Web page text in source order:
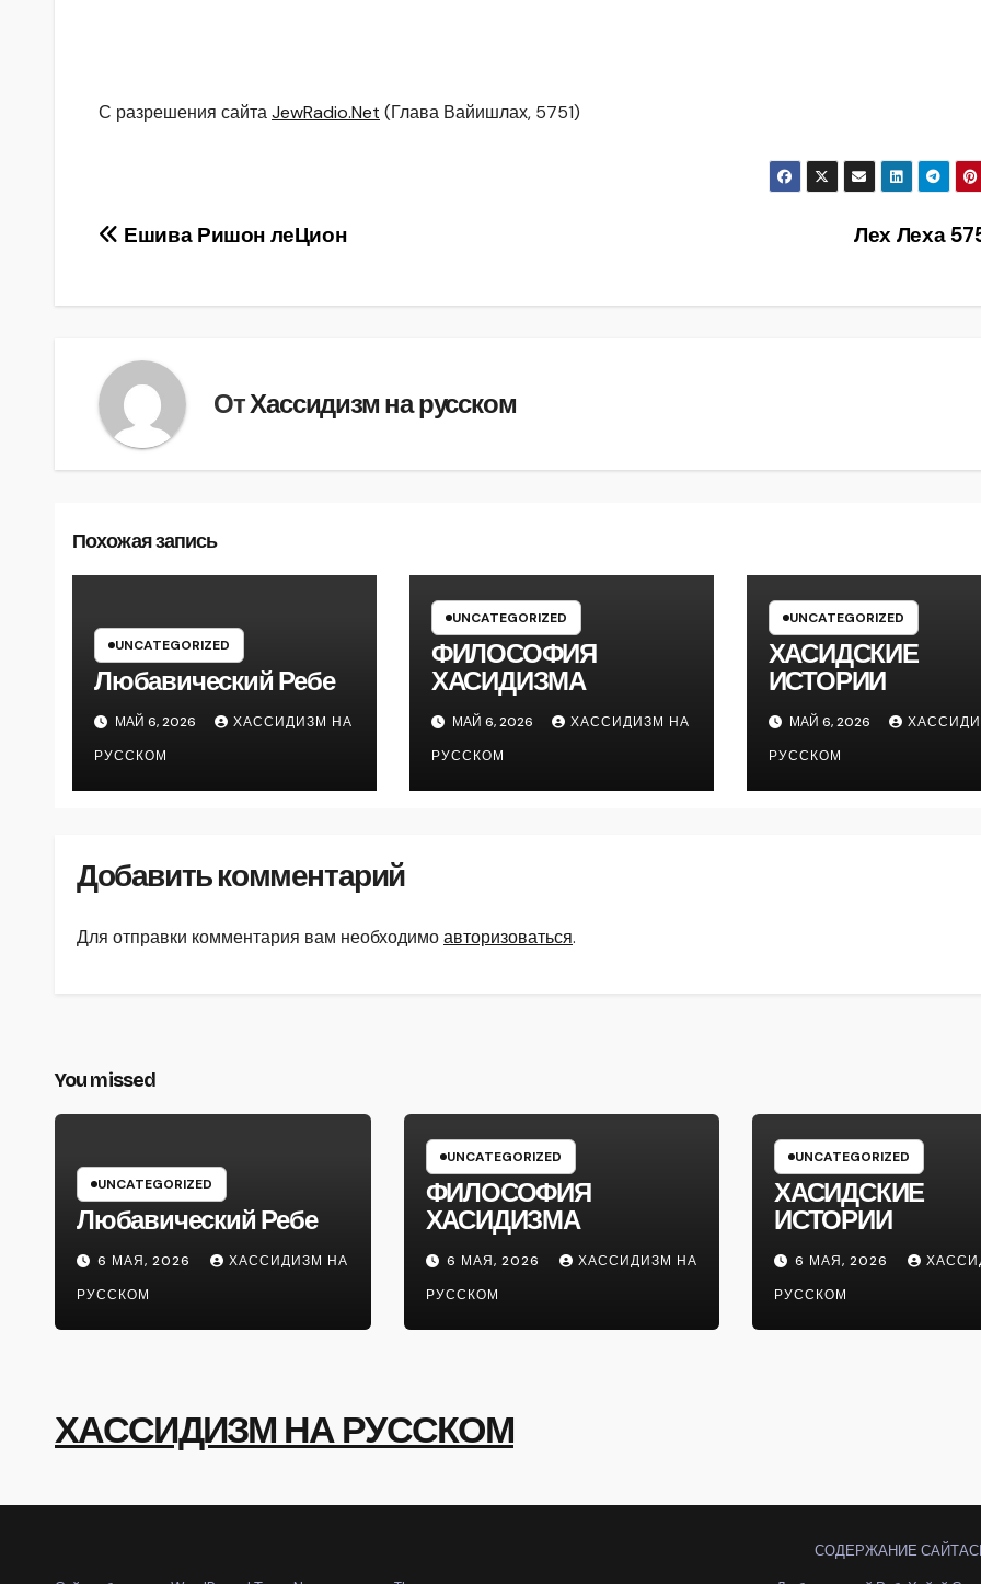
С разрешения сайтаJewRadio.Net (Глава Вайишлах, 5751)
Навигация
Лех Леха
Ешива Ришон леЦион
ОтХассидизм на русском
Похожая запись
UNCATEGORIZED
Любавический Ребе
МАЙ 6, 2026
ХАССИДИЗМ НА
РУССКОМ
UNCATEGORIZED
ФИЛОСОФИЯ
ХАСИДИЗМА
МАЙ 6, 2026
ХАССИДИЗМ НА
РУССКОМ
UNCATEGORIZED
ХАСИДСКИЕ
ИСТОРИИ
МАЙ 6, 2026
РУССКОМ
Добавить комментарий
Для отправки комментария вам необходимоавторизоваться.
You missed
UNCATEGORIZED
Любавический Ребе
6 МАЯ, 2026
ХАССИДИЗМ НА
РУССКОМ
UNCATEGORIZED
ФИЛОСОФИЯ
ХАСИДИЗМА
6 МАЯ, 2026
ХАССИДИЗМ НА
РУССКОМ
UNCATEGORIZED
ХАСИДСКИЕ
ИСТОРИИ
6 МАЯ, 2026
РУССКОМ
ХАССИДИЗМ НА РУССКОМ
СОДЕРЖАНИЕ САЙТА